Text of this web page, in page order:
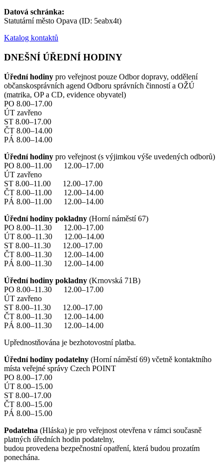
Datová schránka:
Statutární město Opava (ID: 5eabx4t)
Katalog kontaktů
DNEŠNÍ ÚŘEDNÍ HODINY
Úřední hodiny pro veřejnost pouze Odbor dopravy, oddělení
občanskosprávních agend Odboru správních činností a OŽÚ
(matrika, OP a CD, evidence obyvatel)
PO 8.00–17.00
ÚT zavřeno
ST 8.00–17.00
ČT 8.00–14.00
PÁ 8.00–14.00
Úřední hodiny pro veřejnost (s výjimkou výše uvedených odborů)
PO 8.00–11.00 12.00–17.00
ÚT zavřeno
ST 8.00–11.00 12.00–17.00
ČT 8.00–11.00 12.00–14.00
PÁ 8.00–11.00 12.00–14.00
Úřední hodiny pokladny (Horní náměstí 67)
PO 8.00–11.30 12.00–17.00
ÚT 8.00–11.30 12.00–14.00
ST 8.00–11.30 12.00–17.00
ČT 8.00–11.30 12.00–14.00
PÁ 8.00–11.30 12.00–14.00
Úřední hodiny pokladny (Krnovská 71B)
PO 8.00–11.30 12.00–17.00
ÚT zavřeno
ST 8.00–11.30 12.00–17.00
ČT 8.00–11.30 12.00–14.00
PÁ 8.00–11.30 12.00–14.00
Upřednostňována je bezhotovostní platba.
Úřední hodiny podatelny (Horní náměstí 69) včetně kontaktního
místa veřejné správy Czech POINT
PO 8.00–17.00
ÚT 8.00–15.00
ST 8.00–17.00
ČT 8.00–15.00
PÁ 8.00–15.00
Podatelna (Hláska) je pro veřejnost otevřena v rámci současně
platných úředních hodin podatelny,
budou provedena bezpečnostní opatření, která budou prozatím
ponechána.